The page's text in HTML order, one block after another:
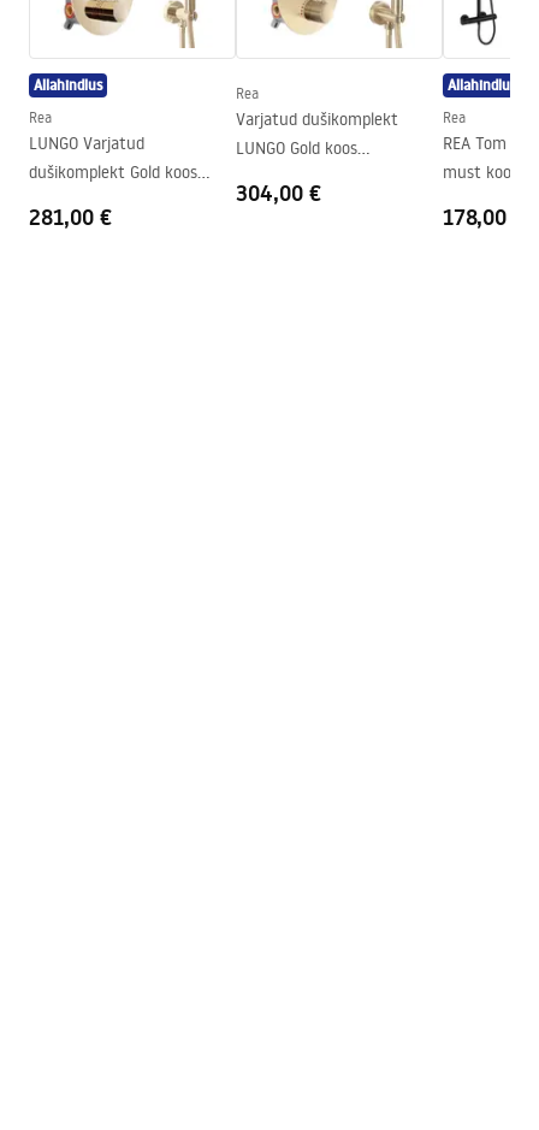
Paigaldamine
Dušialusel või põrandal
Dušikabiini suund
Garantii
24 kuud
Easy Clean kate
Instrukcja montażu
Instrukcja montażu kabiny Atlas.pdf
Allahindlus
Rea
LUNGO Varjatud
dušikomplekt Gold koos
281,00 €
Rea
Varjatud dušikomplekt
LUNGO Gold koos
304,00 €
Allahindlus
Rea
REA Tom
must koos
178,00 €